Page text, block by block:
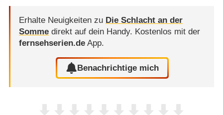
Erhalte Neuigkeiten zu Die Schlacht an der
Sommedirekt auf dein Handy. Kostenlos mit der
fernsehserien.deApp.
Benachrichtige mich